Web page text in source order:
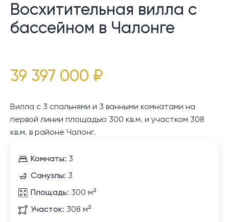
Восхитительная вилла с
бассейном в Чалонге
39 397 000 ₽
Вилла с 3 спальнями и 3 ванными комнатами на
первой линии площадью 300 кв.м. и участком 308
кв.м. в районе Чалонг.
Комнаты: 3
Санузлы: 3
Площадь: 300 м²
Участок: 308 м²